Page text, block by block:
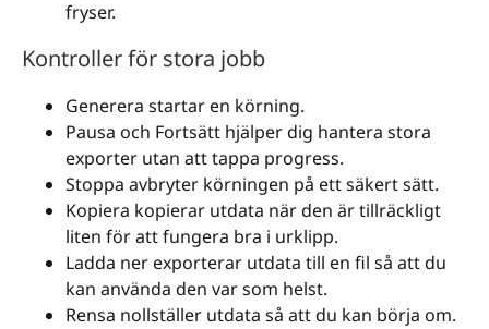
fryser.
Kontroller för stora jobb
Generera startar en körning.
Pausa och Fortsätt hjälper dig hantera stora
exporter utan att tappa progress.
Stoppa avbryter körningen på ett säkert sätt.
Kopiera kopierar utdata när den är tillräckligt
liten för att fungera bra i urklipp.
Ladda ner exporterar utdata till en fil så att du
kan använda den var som helst.
Rensa nollställer utdata så att du kan börja om.